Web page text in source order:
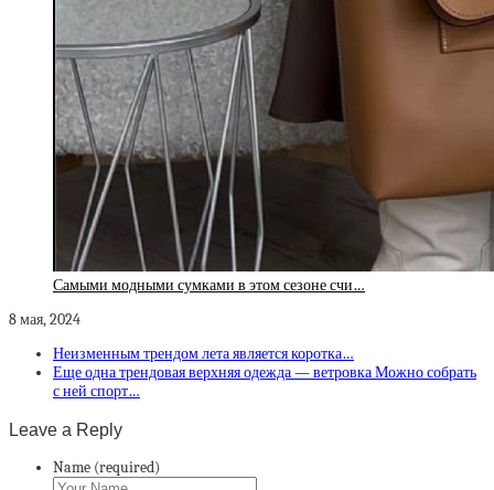
Самыми модными сумками в этом сезоне счи…
8 мая, 2024
Неизменным трендом лета является коротка…
Еще одна трендовая верхняя одежда — ветровка Можно собрать
с ней спорт…
Leave a Reply
Name (required)